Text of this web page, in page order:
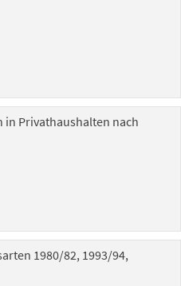
in Privathaushalten nach
1980/82, 1993/94,